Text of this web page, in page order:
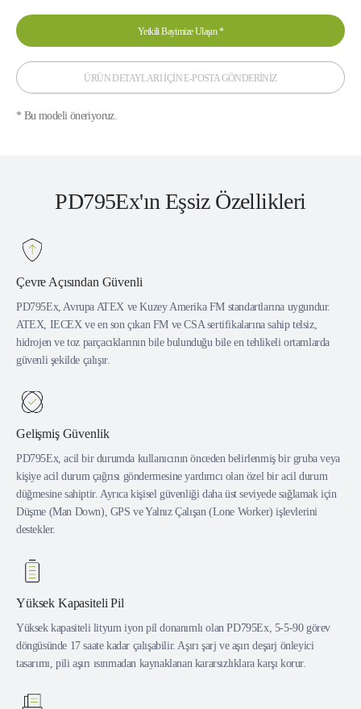
Yetkili Bayimize Ulaşın*
ÜRÜN DETAYLARI İÇİN E-POSTA GÖNDERİNİZ
* Bu modeli öneriyoruz.
PD795Ex'ın Eşsiz Özellikleri
Çevre Açısından Güvenli
PD795Ex, Avrupa ATEX ve Kuzey Amerika FM standartlarına uygundur.
ATEX, IECEX ve en son çıkan FM ve CSA sertifikalarına sahip telsiz,
hidrojen ve toz parçacıklarının bile bulunduğu bile en tehlikeli ortamlarda
güvenli şekilde çalışır.
Gelişmiş Güvenlik
PD795Ex, acil bir durumda kullanıcının önceden belirlenmiş bir gruba veya
kişiye acil durum çağrısı göndermesine yardımcı olan özel bir acil durum
düğmesine sahiptir. Ayrıca kişisel güvenliği daha üst seviyede sağlamak için
Düşme (Man Down), GPS ve Yalnız Çalışan (Lone Worker) işlevlerini
destekler.
Yüksek Kapasiteli Pil
Yüksek kapasiteli lityum iyon pil donanımlı olan PD795Ex, 5-5-90 görev
döngüsünde 17 saate kadar çalışabilir. Aşırı şarj ve aşırı deşarj önleyici
tasarımı, pili aşırı ısınmadan kaynaklanan kararsızlıklara karşı korur.